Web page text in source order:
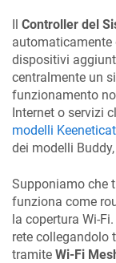
Controller del
automaticamente
dispositivi
centralmente un
funzionamento
Internet o servizi
modelli Keenetic
dei modelli
Supponiamo che
funziona come
la copertura Wi-
rete collegandolo
tramite Wi-Fi